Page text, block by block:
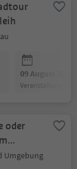
09 August 2026
oder
Umgebung